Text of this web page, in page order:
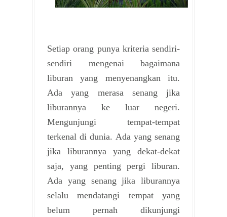
Setiap orang punya kriteria sendiri-
sendiri mengenai bagaimana
liburan yang menyenangkan itu.
Ada yang merasa senang jika
liburannya ke luar negeri.
Mengunjungi tempat-tempat
terkenal di dunia. Ada yang senang
jika liburannya yang dekat-dekat
saja, yang penting pergi liburan.
Ada yang senang jika liburannya
selalu mendatangi tempat yang
belum pernah dikunjungi